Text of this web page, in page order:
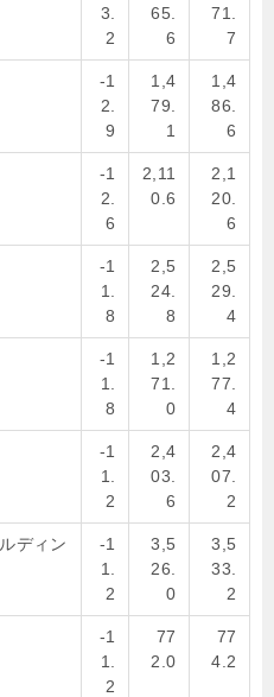
3.
2
65.
6
71.
7
-1
2.
9
1,4
79.
1
1,4
86.
6
-1
2.
6
2,11
0.6
2,1
20.
6
-1
1.
8
2,5
24.
8
2,5
29.
4
-1
1.
8
1,2
71.
0
1,2
77.
4
-1
1.
2
2,4
03.
6
2,4
07.
2
ディン
-1
1.
2
3,5
26.
0
3,5
33.
2
-1
1.
2
77
2.0
77
4.2